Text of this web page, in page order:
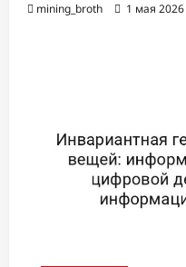
mining_broth 1 мая 2026